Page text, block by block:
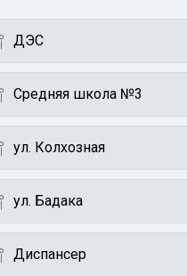
ДЭС
Средняя школа №3
ул. Колхозная
ул. Бадака
Диспансер